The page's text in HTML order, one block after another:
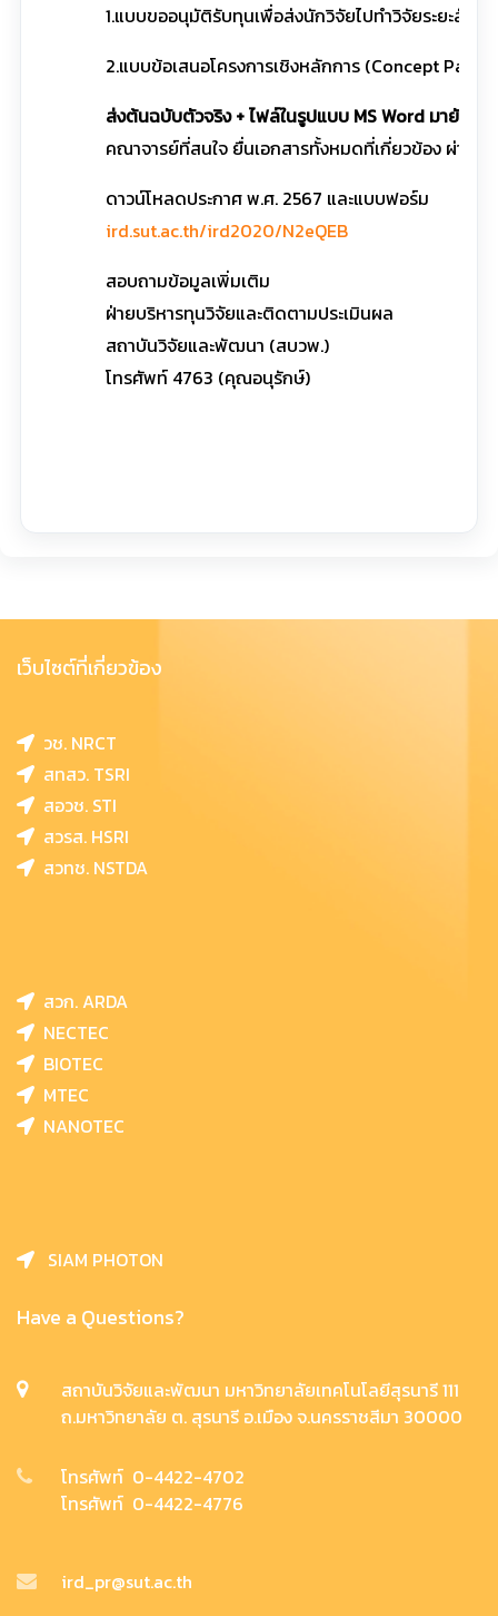
1.แบบขออนุมัติรับทุนเพื่อส่งนักวิจัยไปทำวิจัยระยะสั้น
2.แบบข้อเสนอโครงการเชิงหลักการ (Concept
ส่งต้นฉบับตัวจริง + ไฟล์ในรูปแบบ MS Word มายัง
คณาจารย์ที่สนใจ ยื่นเอกสารทั้งหมดที่เกี่ยวข้อง ผ่าน
ดาวน์โหลดประกาศ พ.ศ. 2567 และแบบฟอร์ม
ird.sut.ac.th/ird2020/N2eQEB
สอบถามข้อมูลเพิ่มเติม
ฝ่ายบริหารทุนวิจัยและติดตามประเมินผล
สถาบันวิจัยและพัฒนา (สบวพ.)
โทรศัพท์ 4763 (คุณอนุรักษ์)
เว็บไซต์ที่เกี่ยวข้อง
วช. NRCT
สทสว. TSRI
สอวช. STI
สวรส. HSRI
สวทช. NSTDA
สวก. ARDA
NECTEC
BIOTEC
MTEC
NANOTEC
SIAM PHOTON
Have a Questions?
สถาบันวิจัยและพัฒนา มหาวิทยาลัยเทคโนโลยีสุรนารี 111
ถ.มหาวิทยาลัย ต. สุรนารี อ.เมือง จ.นครราชสีมา 30000
โทรศัพท์ 0-4422-4702
โทรศัพท์ 0-4422-4776
ird_pr@sut.ac.th